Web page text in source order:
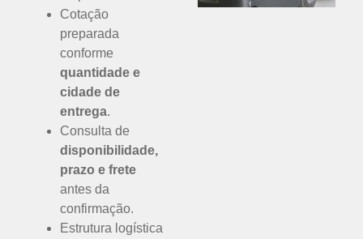
Cotação
preparada
conforme
quantidade e
cidade de
entrega.
Consulta de
disponibilidade,
prazo e frete
antes da
confirmação.
Estrutura logística